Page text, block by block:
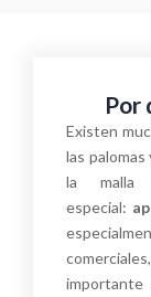
Por
Existen
las
la malla
especial:
importante